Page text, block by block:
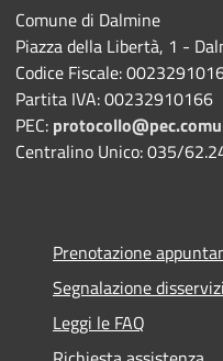
Comune di Dalmine
Piazza della Libertà, 1 -
Codice Fiscale:
Partita IVA: 00232910166
PEC:
Centralino Unico: 035/
Prenotazione
Segnalazione
Leggi le FAQ